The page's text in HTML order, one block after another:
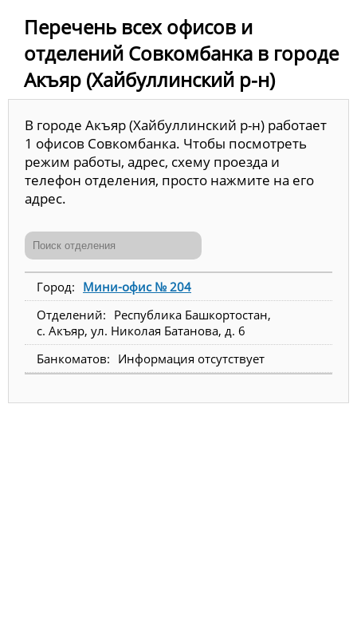
Перечень всех офисов и
отделений Совкомбанка в городе
Акъяр (Хайбуллинский р-н)
В городе Акъяр (Хайбуллинский р-н) работает
1 офисов Совкомбанка. Чтобы посмотреть
режим работы, адрес, схему проезда и
телефон отделения, просто нажмите на его
адрес.
Мини-офис № 204
Республика Башкортостан,
с. Акъяр, ул. Николая Батанова, д. 6
Информация отсутствует